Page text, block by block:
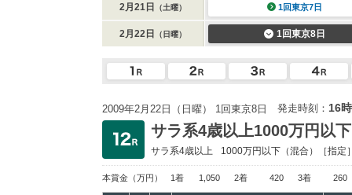
2月21日 （土曜） 1回東京7日
2月22日 （日曜） 1回東京8日
2009年2月22日（日曜） 1回東京8日 発走時刻： 16
サラ系4歳以上1000万円以下
サラ系4歳以上 1000万円以下 （混合）［指定
本賞金 （万円） 1着 1,050 2着 420 3着 260